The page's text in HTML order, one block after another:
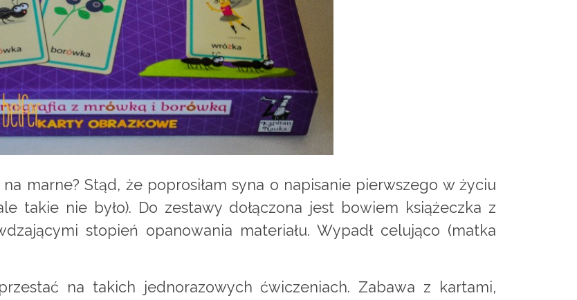
marne? Stąd, że poprosiłam syna o napisanie pierwszego w życiu
takie nie było). Do zestawy dołączona jest bowiem książeczka z
stopień opanowania materiału. Wypadł celująco (matka
na takich jednorazowych ćwiczeniach. Zabawa z kartami,